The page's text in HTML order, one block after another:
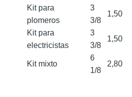
Kit para
plomeros
3
3/8
1,50
Kit para
electricistas
3
3/8
1,50
Kit mixto
6
1/8
2,80